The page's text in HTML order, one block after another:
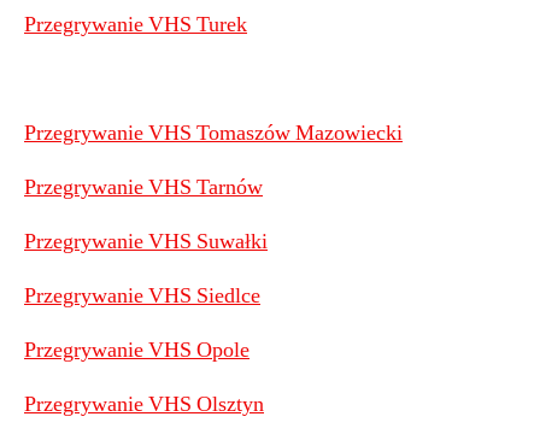
Przegrywanie VHS Turek
Przegrywanie VHS Tomaszów Mazowiecki
Przegrywanie VHS Tarnów
Przegrywanie VHS Suwałki
Przegrywanie VHS Siedlce
Przegrywanie VHS Opole
Przegrywanie VHS Olsztyn